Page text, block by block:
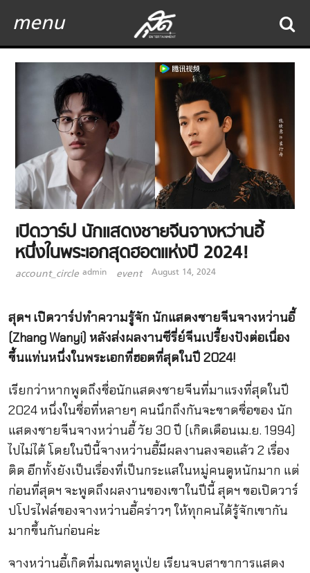
menu
เปิดวาร์ป นักแสดงชายจีนจางหว่านอี้
หนึ่งในพระเอกสุดฮอตแห่งปี 2024!
account_circle admin event August 14, 2024
สุดฯ เปิดวาร์ปทำความรู้จัก นักแสดงชายจีนจางหว่านอี้
(Zhang Wanyi) หลังส่งผลงานซีรี่ย์จีนเปรี้ยงปังต่อเนื่อง
ขึ้นแท่นหนึ่งในพระเอกที่ฮอตที่สุดในปี 2024!
เรียกว่าหากพูดถึงชื่อนักแสดงชายจีนที่มาแรงที่สุดในปี
2024 หนึ่งในชื่อที่หลายๆ คนนึกถึงกันจะขาดชื่อของ นัก
แสดงชายจีนจางหว่านอี้ วัย 30 ปี (เกิดเดือนเม.ย. 1994)
ไปไม่ได้ โดยในปีนี้จางหว่านอี้มีผลงานลงจอแล้ว 2 เรื่อง
ติด อีกทั้งยังเป็นเรื่องที่เป็นกระแสในหมู่คนดูหนักมาก แต่
ก่อนที่สุดฯ จะพูดถึงผลงานของเขาในปีนี้ สุดฯ ขอเปิดวาร์
ปโปรไฟล์ของจางหว่านอี้คร่าวๆ ให้ทุกคนได้รู้จักเขากัน
มากขึ้นกันก่อนค่ะ
จางหว่านอี้เกิดที่มณฑลหูเป่ย เรียนจบสาขาการแสดง